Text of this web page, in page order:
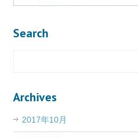
Search
Archives
2017年10月